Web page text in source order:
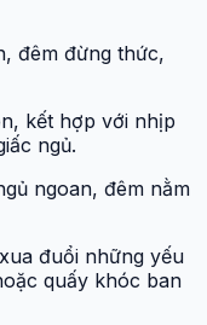
đêm đừng thức,
kết hợp với nhịp
ngủ.
ngoan, đêm nằm
đuổi những yếu
quấy khóc ban